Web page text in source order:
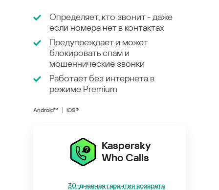
Определяет, кто звонит - даже
если номера нет в контактах
Предупреждает и может
блокировать спам и
мошеннические звонки
Работает без интернета в
режиме Premium
Android™ iOS®
Kaspersky
Who Calls
30-дневная гарантия возврата